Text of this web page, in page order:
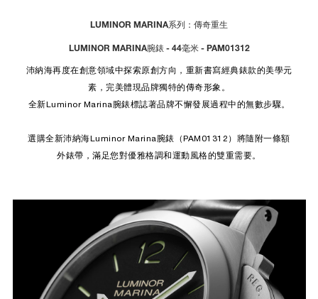
LUMINOR MARINA系列：傳奇重生
LUMINOR MARINA腕錶 - 44毫米 - PAM01312
沛納海再度在創意領域中探索原創方向，重新書寫經典錶款的美學元
素，完美體現品牌獨特的傳奇形象。
全新Luminor Marina腕錶標誌著品牌不懈發展過程中的無數步驟。
選購全新沛納海Luminor Marina腕錶（PAM01312）將隨附一條額
外錶帶，滿足您對優雅格調和運動風格的雙重需要。